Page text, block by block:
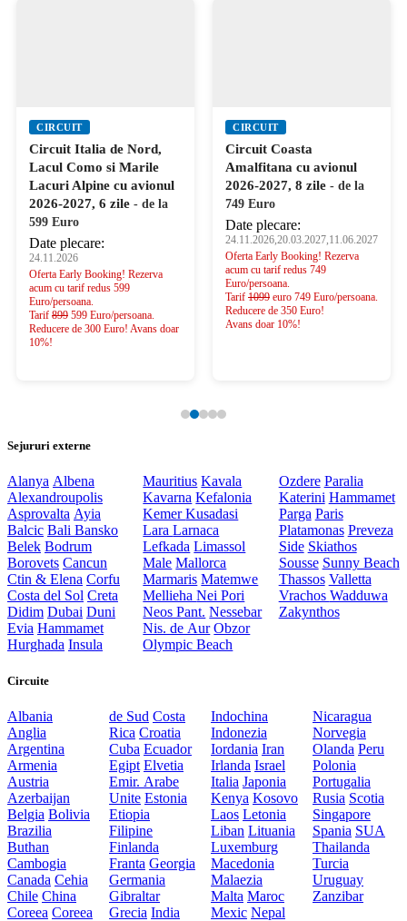
CIRCUIT
Circuit Italia de Nord,
Lacul Como si Marile
Lacuri Alpine cu avionul
2026-2027, 6 zile - de la
599 Euro
Date plecare:
24.11.2026
Oferta Early Booking! Rezerva
acum cu tarif redus 599
Euro/persoana.
Tarif 899 599 Euro/persoana.
Reducere de 300 Euro! Avans doar
10%!
CIRCUIT
Circuit Coasta
Amalfitana cu avionul
2026-2027, 8 zile - de la
749 Euro
Date plecare:
24.11.2026,20.03.2027,11.06.2027
Oferta Early Booking! Rezerva
acum cu tarif redus 749
Euro/persoana.
Tarif 1099 euro 749 Euro/persoana.
Reducere de 350 Euro!
Avans doar 10%!
Sejururi externe
Alanya Albena
Alexandroupolis
Asprovalta Ayia
Balcic Bali Bansko
Belek Bodrum
Borovets Cancun
Ctin & Elena Corfu
Costa del Sol Creta
Didim Dubai Duni
Evia Hammamet
Hurghada Insula
Mauritius Kavala
Kavarna Kefalonia
KemerKusadasi
LaraLarnaca
Lefkada Limassol
Male Mallorca
Marmaris Matemwe
MelliehaNei Pori
Neos Pant. Nessebar
Nis. de Aur Obzor
Olympic Beach
Ozdere Paralia
Katerini Hammamet
Parga Paris
Platamonas Preveza
Side Skiathos
Sousse Sunny Beach
Thassos Valletta
Vrachos Wadduwa
Zakynthos
Circuite
Albania
Anglia
Argentina
Armenia
Austria
Azerbaijan
Belgia Bolivia
Brazilia
Buthan
Cambogia
Canada Cehia
Chile China
Coreea Coreea
de Sud Costa
Rica Croatia
Cuba Ecuador
Egipt Elvetia
Emir. Arabe
Unite Estonia
Etiopia
Filipine
Finlanda
Franta Georgia
Germania
Gibraltar
Grecia India
Indochina
Indonezia
Iordania Iran
Irlanda Israel
Italia Japonia
Kenya Kosovo
Laos Letonia
Liban Lituania
Luxemburg
Macedonia
Malaezia
Malta Maroc
Mexic Nepal
Nicaragua
Norvegia
Olanda Peru
Polonia
Portugalia
Rusia Scotia
Singapore
Spania SUA
Thailanda
Turcia
Uruguay
Zanzibar